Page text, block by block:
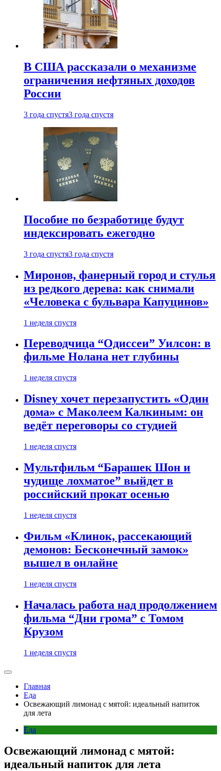
В США рассказали о механизме
ограничения нефтяных доходов
России
3 года спустя3 года спустя
Пособие по безработице будут
индексировать ежегодно
3 года спустя3 года спустя
Миронов, фанерный город и стулья
из редкого дерева: как снимали
«Человека с бульвара Капуцинов»
1 неделя спустя
Переводчица “Одиссеи” Уилсон: в
фильме Нолана нет глубины
1 неделя спустя
Disney хочет перезапустить «Один
дома» с Маколеем Калкиным: он
ведёт переговоры со студией
1 неделя спустя
Мультфильм “Барашек Шон и
чудище лохматое” выйдет в
российский прокат осенью
1 неделя спустя
Фильм «Клинок, рассекающий
демонов: Бесконечный замок»
вышел в онлайне
1 неделя спустя
Началась работа над продолжением
фильма “Дни грома” с Томом
Крузом
1 неделя спустя
Главная
Еда
Освежающий лимонад с мятой: идеальный напиток
для лета
Еда
Освежающий лимонад с мятой:
идеальный напиток для лета